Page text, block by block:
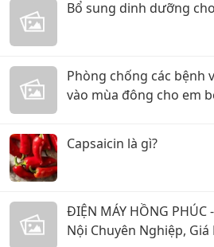
Bổ sung dinh dưỡng
Phòng chống các bệnh
vào mùa đông cho em
Capsaicin là gì?
ĐIỆN MÁY HỒNG
Nội Chuyên Nghiệp, Giá